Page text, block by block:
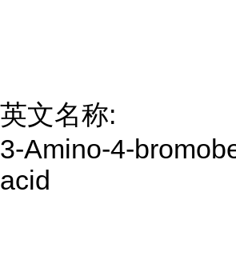
英文名称:
3-Amino-4-
acid